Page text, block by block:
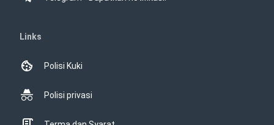
Links
Polisi Kuki
Polisi privasi